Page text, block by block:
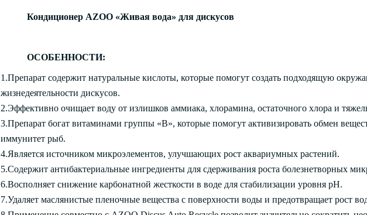
Кондиционер AZOO «Живая вода» для дискусов
ОСОБЕННОСТИ:
1.Препарат содержит натуральные кислоты, которые помогут создать подходящую
жизнедеятельности дискусов.
2.Эффективно очищает воду от излишков аммиака, хлорамина, остаточного хлора и
3.Препарат богат витаминами группы «B», которые помогут активизировать обмен
иммунитет рыб.
4.Является источником микроэлементов, улучшающих рост аквариумных растений.
5.Содержит антибактериальные ингредиенты для сдерживания роста болезнетворных
6.Восполняет снижение карбонатной жесткости в воде для стабилизации уровня pH.
7.Удаляет маслянистые пленочные вещества с поверхности воды и предотвращает рост